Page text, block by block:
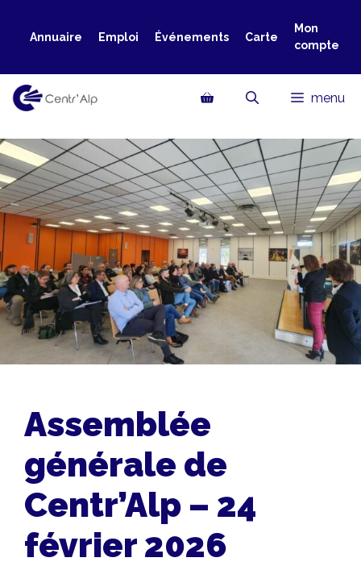
Annuaire Emploi Événements Carte
Mon
compte
menu
Assemblée
générale de
Centr’Alp – 24
février 2026